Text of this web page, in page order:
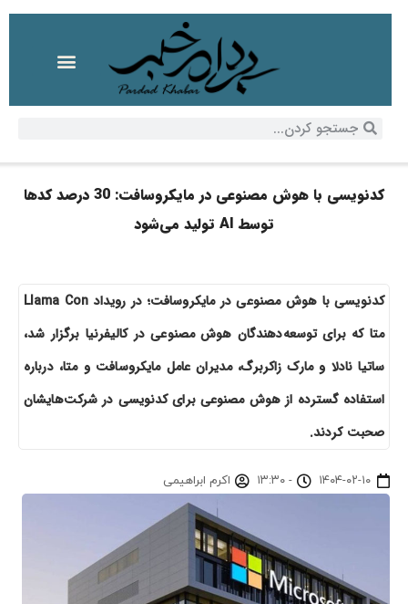
کدنویسی با هوش مصنوعی در مایکروسافت: 30 درصد کدها
توسط AI تولید می‌شود
کدنویسی با هوش مصنوعی در مایکروسافت؛ در رویداد Llama Con
متا که برای توسعه‌دهندگان هوش مصنوعی در کالیفرنیا برگزار شد،
ساتیا نادلا و مارک زاکربرگ، مدیران عامل مایکروسافت و متا، درباره
استفاده گسترده از هوش مصنوعی برای کدنویسی در شرکت‌هایشان
صحبت کردند.
۱۴۰۴-۰۲-۱۰ - ۱۳:۳۰ اکرم ابراهیمی